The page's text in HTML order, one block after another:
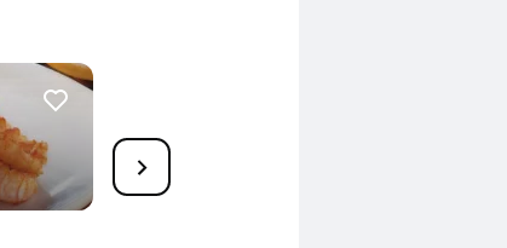
7
Paprika mit Couscous
70 Min.